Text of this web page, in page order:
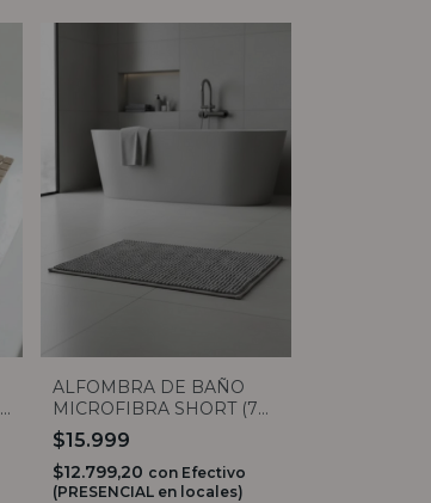
ALFOMBRA DE BAÑO
MICROFIBRA SHORT (7
COLORES)
$15.999
$12.799,20 con Efectivo
(PRESENCIAL en locales)